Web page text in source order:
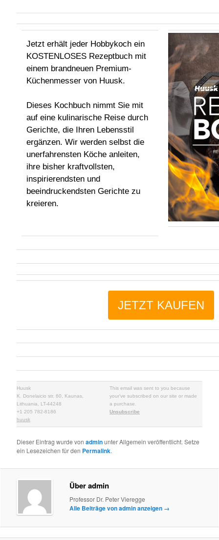
Jetzt erhält jeder Hobbykoch ein
KOSTENLOSES Rezeptbuch mit
einem brandneuen Premium-
Küchenmesser von Huusk.
Dieses Kochbuch nimmt Sie mit
auf eine kulinarische Reise durch
Gerichte, die Ihren Lebensstil
ergänzen. Wir werden selbst die
unerfahrensten Köche anleiten,
ihre bisher kraftvollsten,
inspirierendsten und
beeindruckendsten Gerichte zu
kreieren.
JETZT KAUFEN
Huusk
K. Donelaicio str. 60, Kaunas,
Lithuania, LT-44248
+1 205 782-8186
huusk
This email was sent to you because
your’ve subscribed on our site or made
a purchase.
Unsubscribe
Dieser Eintrag wurde vonadminunter Allgemein veröffentlicht. Setze
ein Lesezeichen für den Permalink.
Über admin
Professor Dr. Peter Vieregge
Alle Beiträge von admin anzeigen →